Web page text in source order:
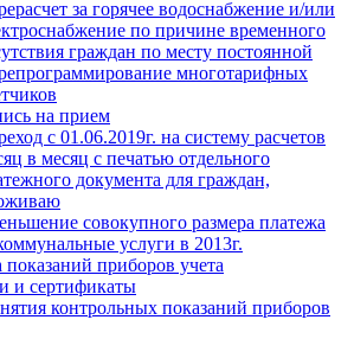
за горячее водоснабжение и/или
по причине временного
граждан по месту постоянной
многотарифных
на прием
с 01.06.2019г. на систему расчетов
в месяц с печатью отдельного
документа для граждан,
совокупного размера платежа
услуги в 2013г.
показаний приборов учета
и сертификаты
контрольных показаний приборов